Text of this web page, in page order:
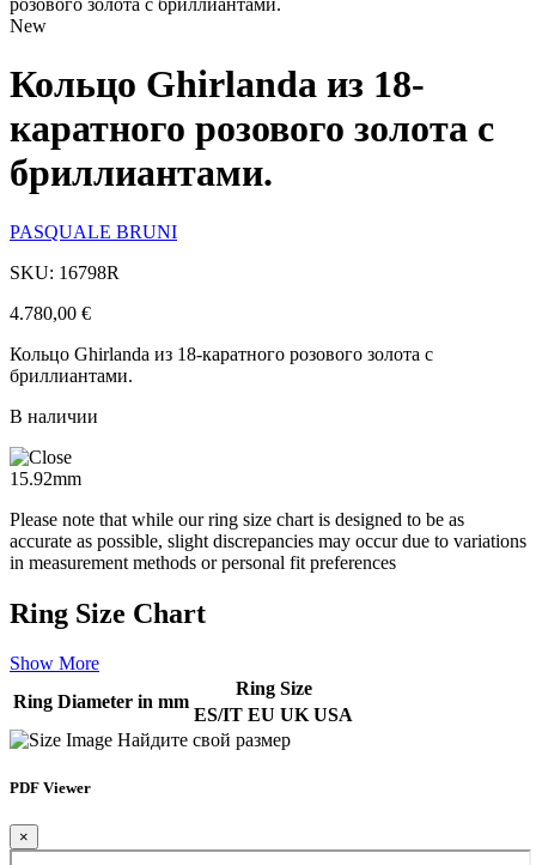
New
Кольцо Ghirlanda из 18-
каратного розового золота с
бриллиантами.
PASQUALE BRUNI
SKU: 16798R
4.780,00 €
Кольцо Ghirlanda из 18-каратного розового золота с
бриллиантами.
В наличии
15.92mm
Please note that while our ring size chart is designed to be as
accurate as possible, slight discrepancies may occur due to variations
in measurement methods or personal fit preferences
Ring Size Chart
Show More
Ring Diameter in mm
Ring Size
ES/IT EU UK USA
Найдите свой размер
PDF Viewer
×